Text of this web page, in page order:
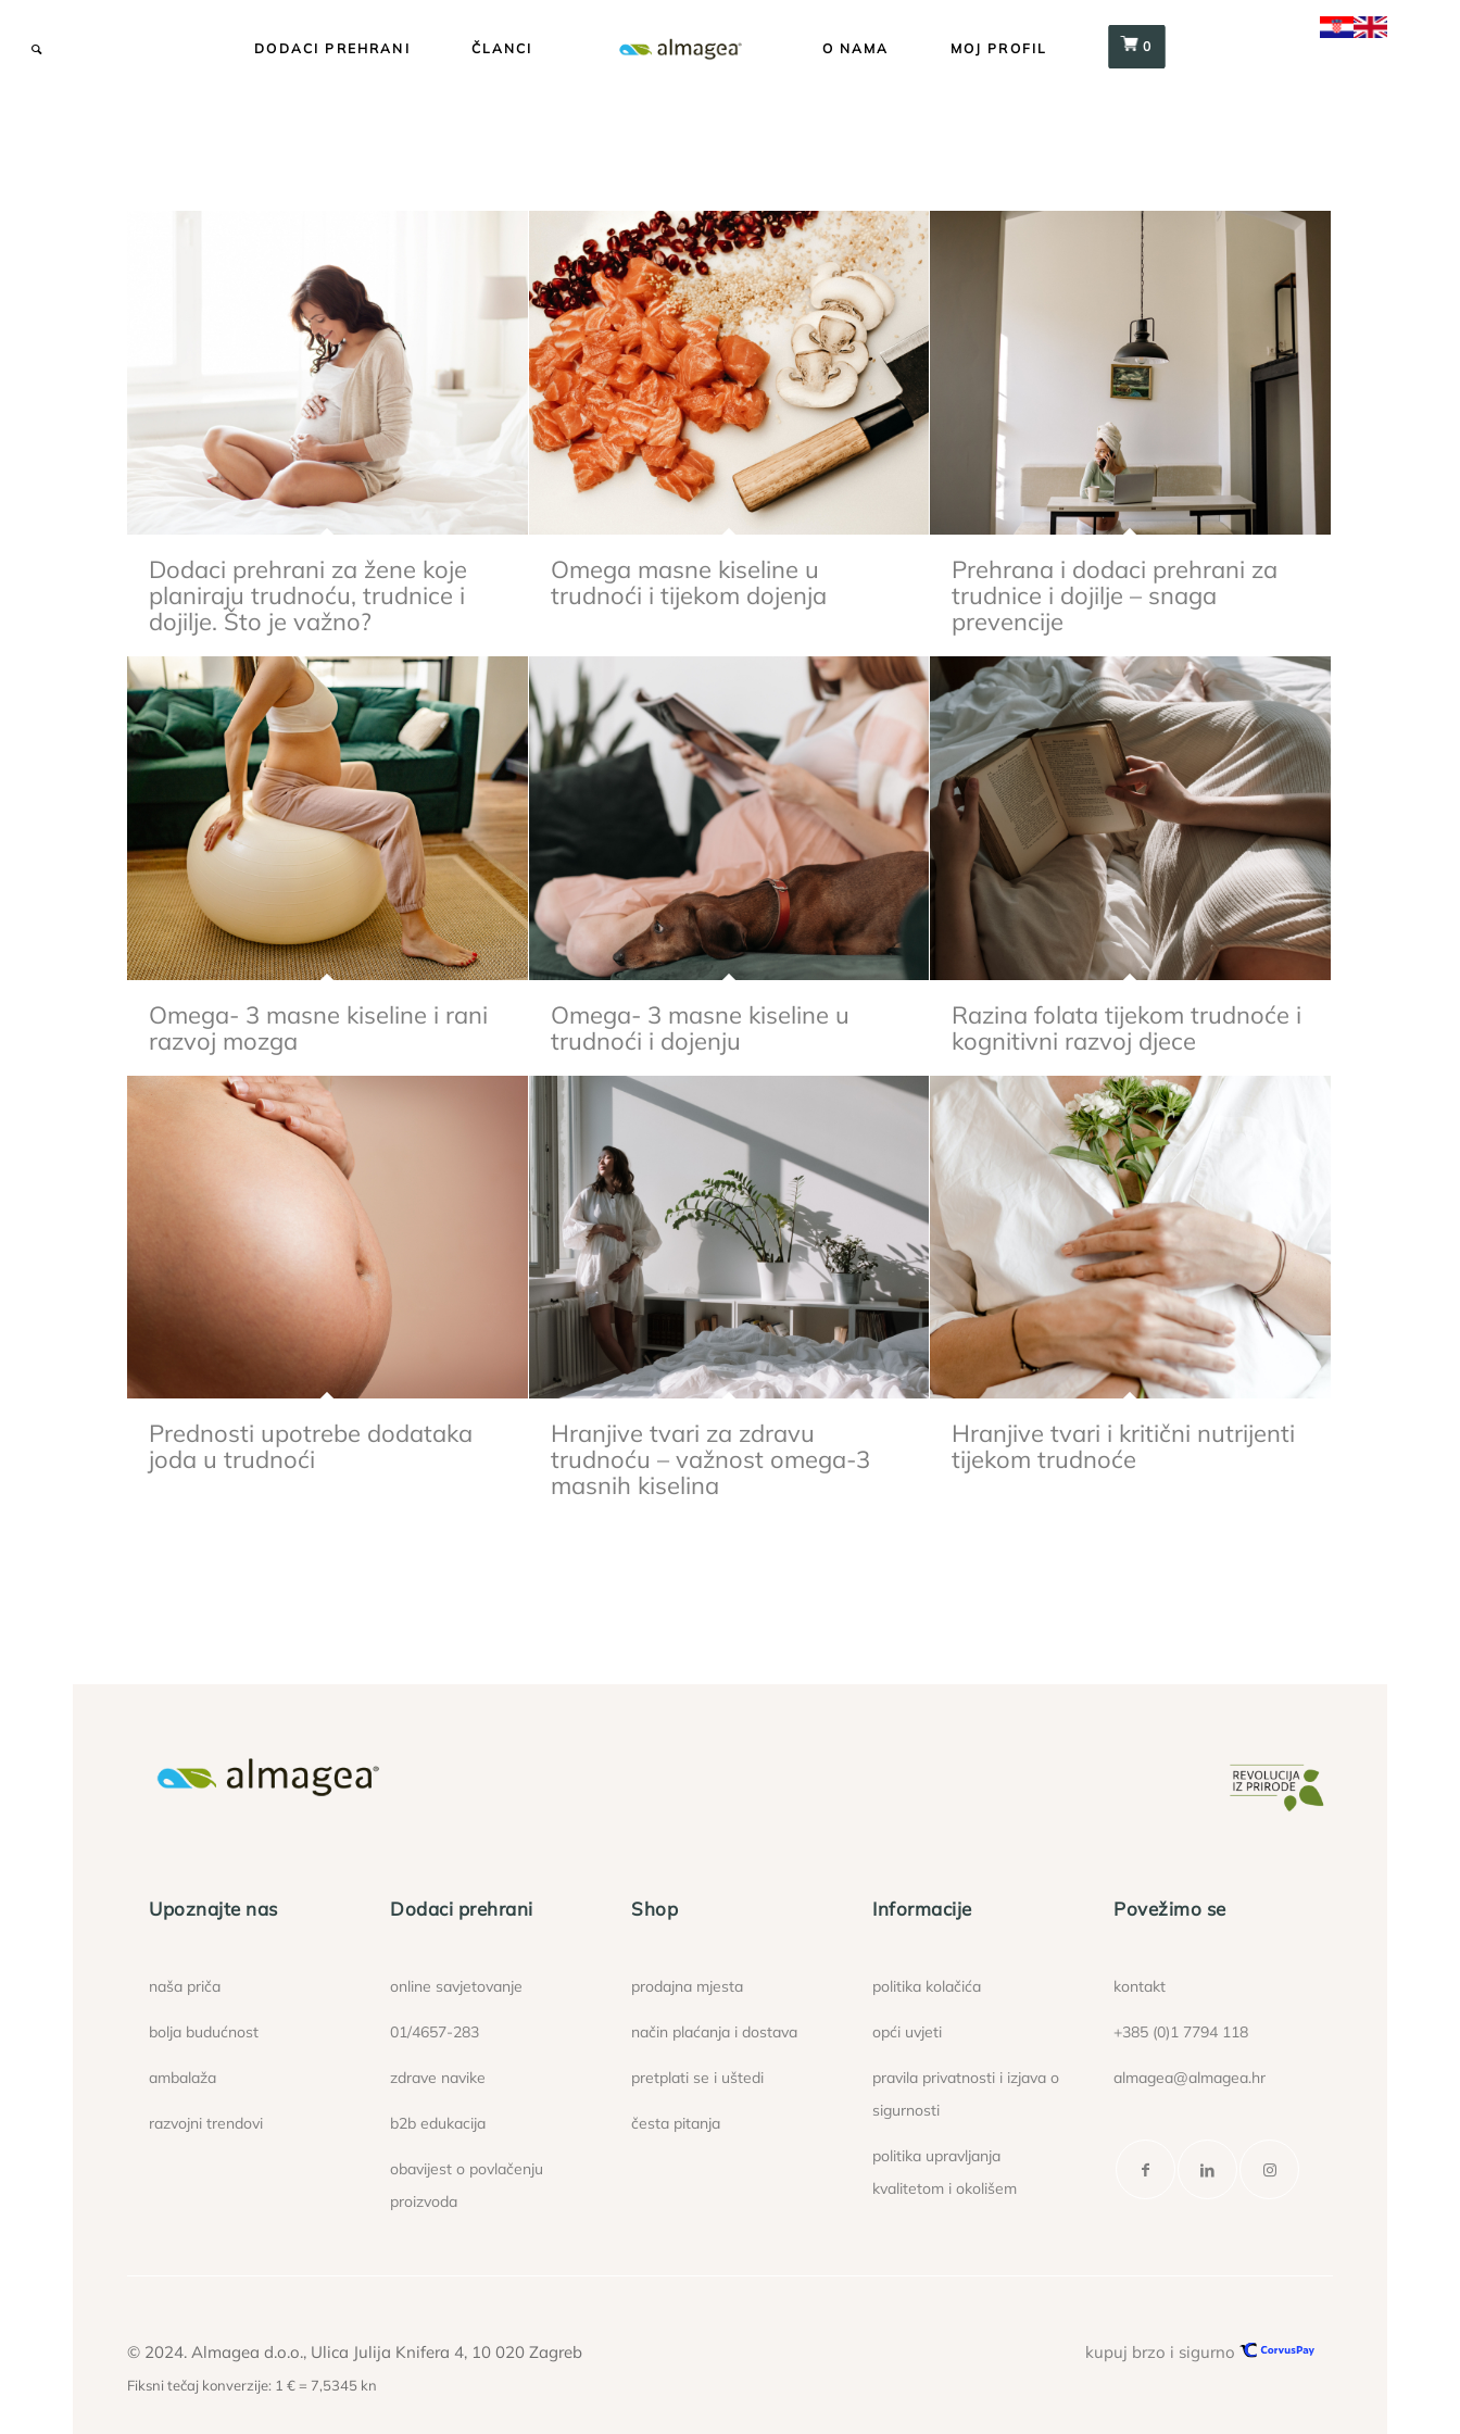
DODACI PREHRANI ČLANCI O NAMA MOJ PROFIL 0
Dodaci prehrani za žene koje
planiraju trudnoću, trudnice i
dojilje. Što je važno?
Omega masne kiseline u
trudnoći i tijekom dojenja
Prehrana i dodaci prehrani za
trudnice i dojilje – snaga
prevencije
Omega- 3 masne kiseline i rani
razvoj mozga
Omega- 3 masne kiseline u
trudnoći i dojenju
Razina folata tijekom trudnoće i
kognitivni razvoj djece
Prednosti upotrebe dodataka
joda u trudnoći
Hranjive tvari za zdravu
trudnoću – važnost omega-3
masnih kiselina
Hranjive tvari i kritični nutrijenti
tijekom trudnoće
Upoznajte nas
naša priča
bolja budućnost
ambalaža
razvojni trendovi
Dodaci prehrani
online savjetovanje
01/4657-283
zdrave navike
b2b edukacija
obavijest o povlačenju
proizvoda
Shop
prodajna mjesta
način plaćanja i dostava
pretplati se i uštedi
česta pitanja
Informacije
politika kolačića
opći uvjeti
pravila privatnosti i izjava o
sigurnosti
politika upravljanja
kvalitetom i okolišem
Povežimo se
kontakt
+385 (0)1 7794 118
almagea@almagea.hr
© 2024. Almagea d.o.o., Ulica Julija Knifera 4, 10 020 Zagreb
Fiksni tečaj konverzije: 1 € = 7,5345 kn
kupuj brzo i sigurno